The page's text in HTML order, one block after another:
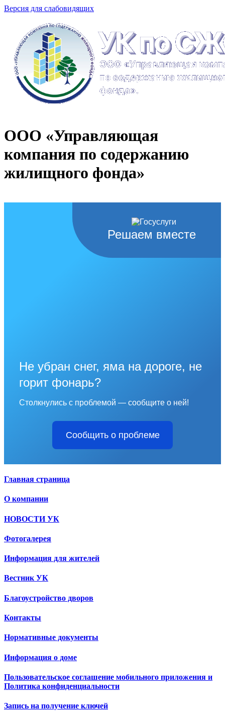
Версия для слабовидящих
ООО «Управляющая
компания по содержанию
жилищного фонда»
Решаем вместе
Не убран снег, яма на дороге, не
горит фонарь?
Столкнулись с проблемой — сообщите о ней!
Сообщить о проблеме
Главная страница
О компании
НОВОСТИ УК
Фотогалерея
Информация для жителей
Вестник УК
Благоустройство дворов
Контакты
Нормативные документы
Информация о доме
Пользовательское соглашение мобильного приложения и
Политика конфиденциальности
Запись на получение ключей